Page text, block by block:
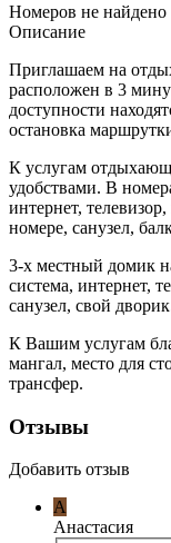
Номеров не найдено
Описание
Приглашаем на
расположен в 3
доступности
остановка
К услугам
удобствами. В
интернет,
номере, санузел,
3-х местный домик
система, интернет,
санузел, свой
К Вашим услугам
мангал, место для
трансфер.
Отзывы
Добавить отзыв
А
Анастасия